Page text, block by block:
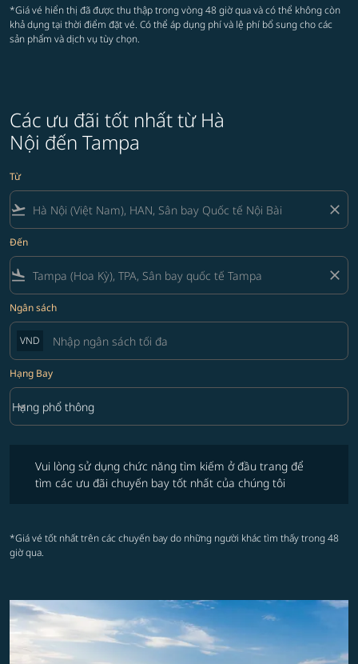
*Giá vé hiển thị đã được thu thập trong vòng 48 giờ qua và có thể không còn
khả dụng tại thời điểm đặt vé. Có thể áp dụng phí và lệ phí bổ sung cho các
sản phẩm và dịch vụ tùy chọn.
Các ưu đãi tốt nhất từ Hà
Nội đến Tampa
Từ
flight_takeoff close
Đến
flight_land close
Ngân sách
VND
Hạng Bay
Hạng Bay option Hạng phổ thông Selected
Hạng phổ thông
keyboard_arrow_down
Vui lòng sử dụng chức năng tìm kiếm ở đầu trang để
tìm các ưu đãi chuyến bay tốt nhất của chúng tôi
*Giá vé tốt nhất trên các chuyến bay do những người khác tìm thấy trong 48
giờ qua.